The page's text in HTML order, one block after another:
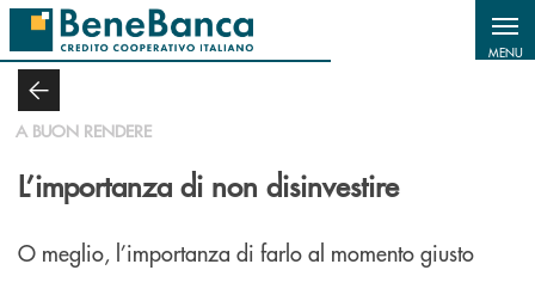
Salta al contenuto principale
MENU
A BUON RENDERE
L’importanza di non disinvestire
O meglio, l’importanza di farlo al momento giusto